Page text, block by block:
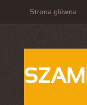
Strona główna